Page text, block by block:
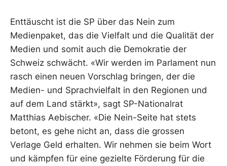
Enttäuscht ist die SP über das Nein zum
Medienpaket, das die Vielfalt und die Qualität der
Medien und somit auch die Demokratie der
Schweiz schwächt. «Wir werden im Parlament nun
rasch einen neuen Vorschlag bringen, der die
Medien- und Sprachvielfalt in den Regionen und
auf dem Land stärkt», sagt SP-Nationalrat
Matthias Aebischer. «Die Nein-Seite hat stets
betont, es gehe nicht an, dass die grossen
Verlage Geld erhalten. Wir nehmen sie beim Wort
und kämpfen für eine gezielte Förderung für die